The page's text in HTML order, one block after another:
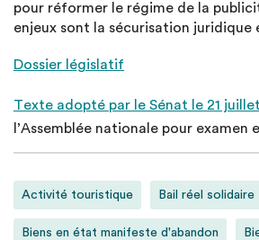
pour réformer le régime de la
enjeux sont la sécurisation juridique
Dossier législatif
Texte adopté par le Sénat le 21
l’Assemblée nationale pour examen
Activité touristique Bail réel solidaire
Biens en état manifeste d'abandon